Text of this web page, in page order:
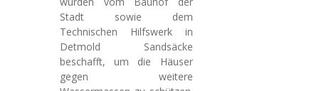
Stadt sowie dem
Technischen Hilfswerk in
Detmold Sandsäcke
beschafft, um die Häuser
gegen weitere